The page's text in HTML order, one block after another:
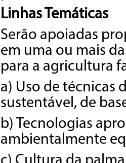
Linhas Temáticas
Serão apoiadas
em uma ou mais
para a agricultura
a) Uso de técnicas
sustentável, de
b) Tecnologias
ambientalmente